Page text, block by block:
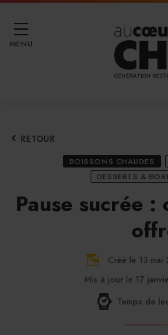
MENU
RETOUR
BOISSONS CHAUDES
DESSERTS &
Pause sucrée
Créé le 13
Mis à jour le 17
Temps de